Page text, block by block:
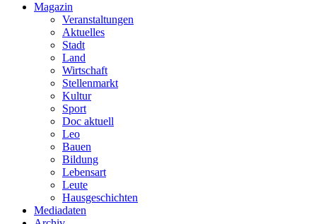
Magazin
Veranstaltungen
Aktuelles
Stadt
Land
Wirtschaft
Stellenmarkt
Kultur
Sport
Doc aktuell
Leo
Bauen
Bildung
Lebensart
Leute
Hausgeschichten
Mediadaten